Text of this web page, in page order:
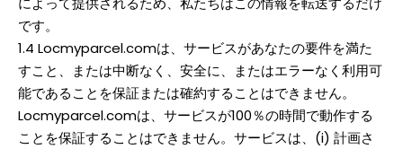
です。
1.4 Locmyparcel.comは、サービスがあなたの要件を満た
すこと、または中断なく、安全に、またはエラーなく利用可
能であることを保証または確約することはできません。
Locmyparcel.comは、サービスが100％の時間で動作する
ことを保証することはできません。サービスは、(i) 計画さ